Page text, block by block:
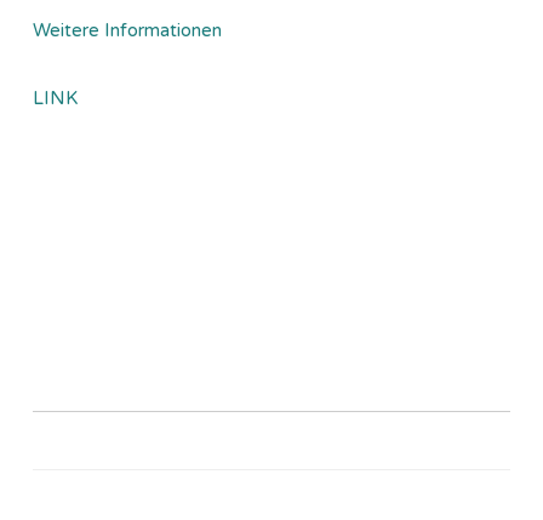
Weitere Informationen
LINK